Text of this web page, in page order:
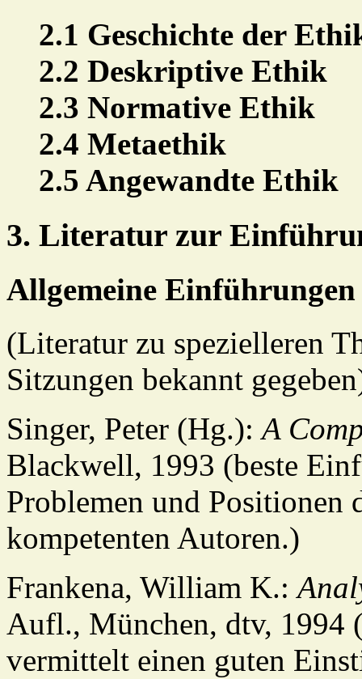
2.1 Geschichte der
2.2 Deskriptive Ethik
2.3 Normative Ethik
2.4 Metaethik
2.5 Angewandte Ethik
3. Literatur zur
Allgemeine Einführungen
(Literatur zu spezielleren
Sitzungen bekannt
Singer, Peter (Hg.):A
Blackwell, 1993 (beste
Problemen und Positionen
kompetenten Autoren.)
Frankena, William K.:
Aufl., München, dtv, 1994
vermittelt einen guten